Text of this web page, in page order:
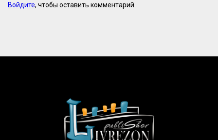
Войдите, чтобы оставить комментарий.